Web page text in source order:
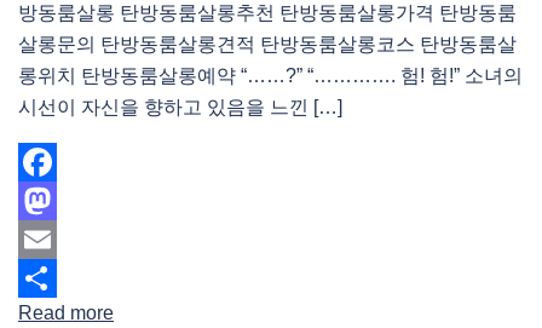
방동룸살롱 탄방동룸살롱추천 탄방동룸살롱가격 탄방동룸
살롱문의 탄방동룸살롱견적 탄방동룸살롱코스 탄방동룸살
롱위치 탄방동룸살롱예약 “……?” “…………. 험! 험!” 소녀의
시선이 자신을 향하고 있음을 느낀 […]
Facebook
Mastodon
Email
Share
Read more